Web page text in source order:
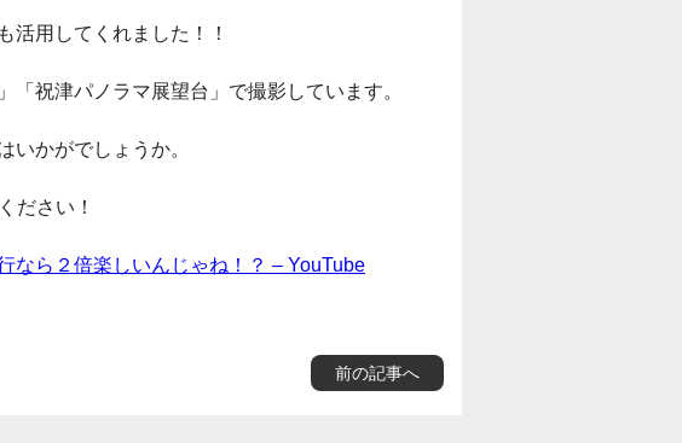
活用してくれました！！
祝津パノラマ展望台」で撮影しています。
いかがでしょうか。
ださい！
なら２倍楽しいんじゃね！？ – YouTube
前の記事へ